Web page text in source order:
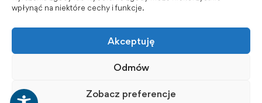
wpłynąć na niektóre cechy i funkcje.
Akceptuję
Odmów
Zobacz preferencje
© 2001-2026 Akademia Nauk Stosowanych w Raciborzu